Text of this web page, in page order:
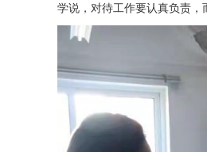
学说，对待工作要认真负责，